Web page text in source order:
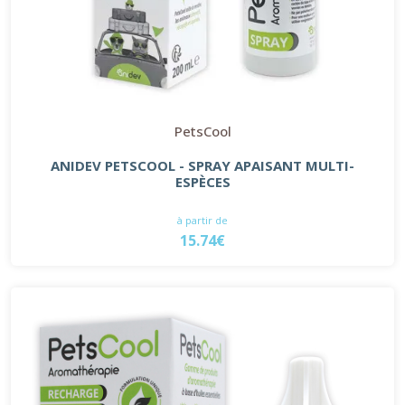
PetsCool
ANIDEV PETSCOOL - SPRAY APAISANT MULTI-
ESPÈCES
à partir de
15.74€